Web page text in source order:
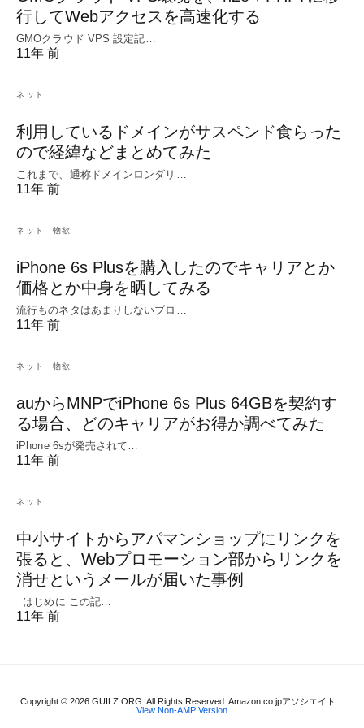
行してWebアクセスを高速化する
GMOクラウド VPS 設定記…
11年 前
ネット
利用しているドメインがサスペンド食らった
ので経緯などまとめてみた
これまで、通称ドメインロンダリ…
11年 前
ネット 物欲
iPhone 6s Plusを購入したのでキャリアとか
価格とか中身を晒してみる
流行ものネタはあまりしないブロ…
11年 前
ネット 物欲
auからMNPでiPhone 6s Plus 64GBを契約す
る場合、どのキャリアがお得か調べてみた
iPhone 6sが発売されて…
11年 前
ネット
中小サイトからアパマンショップにリンクを
張ると、Webプロモーション部からリンクを
消せというメールが届いた事例
はじめに この記…
11年 前
Copyright © 2026 GUILZ.ORG. All Rights Reserved. Amazon.co.jpアソシエイト
View Non-AMP Version